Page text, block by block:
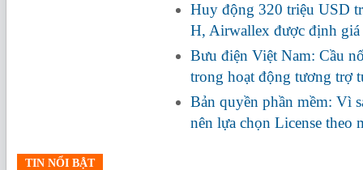
Huy động 320 triệu USD
H, Airwallex được định
Bưu điện Việt Nam: Cầu
trong hoạt động tương trợ
Bản quyền phần mềm: Vì
nên lựa chọn License theo
TIN NỔI BẬT